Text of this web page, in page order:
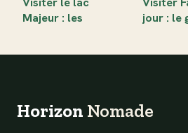
Majeur : les
jour : le
Horizon Nomade